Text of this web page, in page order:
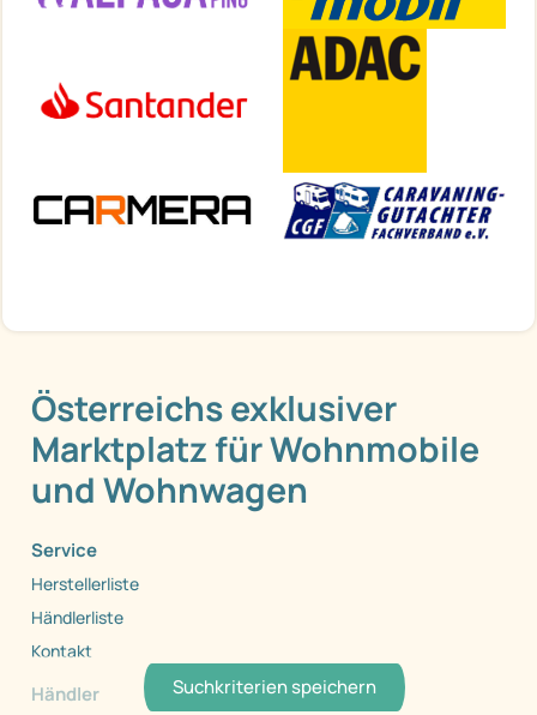
Suchkriterien speichern
Österreichs exklusiver
Marktplatz für Wohnmobile
und Wohnwagen
Service
Herstellerliste
Händlerliste
Kontakt
Händler